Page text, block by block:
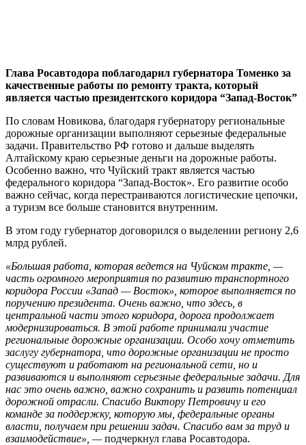
Глава Росавтодора поблагодарил губернатора Томенко за
качественные работы по ремонту тракта, который
является частью президентского коридора “Запад-Восток”
По словам Новикова, благодаря губернатору региональные
дорожные организации выполняют серьезные федеральные
задачи. Правительство РФ готово и дальше выделять
Алтайскому краю серьезные деньги на дорожные работы.
Особенно важно, что Чуйский тракт является частью
федерального коридора “Запад-Восток». Его развитие особо
важно сейчас, когда перестраиваются логистические цепочки,
а туризм все больше становится внутренним.
В этом году губернатор договорился о выделении региону 2,6
млрд рублей.
«Большая работа, которая ведется на Чуйском тракте, —
часть огромного мероприятия по развитию транспортного
коридора России «Запад — Восток», которое выполняется по
поручению президента. Очень важно, что здесь, в
центральной части этого коридора, дорога продолжает
модернизироваться. В этой работе принимали участие
региональные дорожные организации. Особо хочу отметить
заслугу губернатора, что дорожные организации не просто
существуют и работают на региональной сети, но и
развиваются и выполняют серьезные федеральные задачи. Для
нас это очень важно, важно сохранить и развить потенциал
дорожной отрасли. Спасибо Виктору Петровичу и его
команде за поддержку, которую мы, федеральные органы
власти, получаем при решении задач. Спасибо вам за труд и
взаимодействие», —подчеркнул глава Росавтодора.